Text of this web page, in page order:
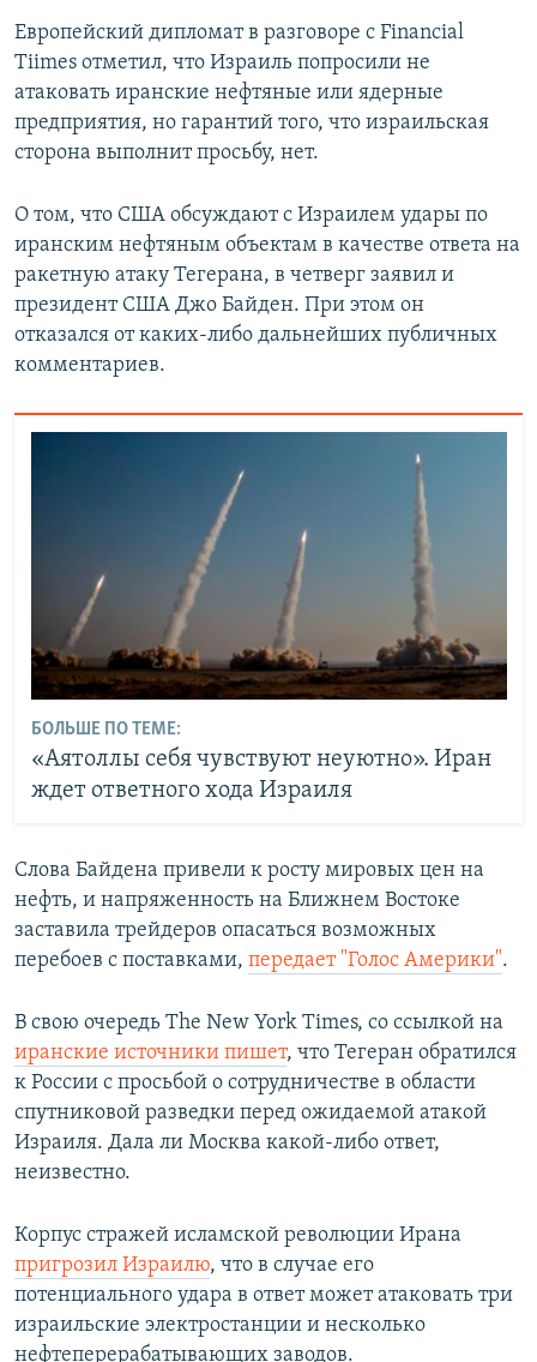
Европейский дипломат в разговоре с Financial
Tiimes отметил, что Израиль попросили не
атаковать иранские нефтяные или ядерные
предприятия, но гарантий того, что израильская
сторона выполнит просьбу, нет.
О том, что США обсуждают с Израилем удары по
иранским нефтяным объектам в качестве ответа на
ракетную атаку Тегерана, в четверг заявил и
президент США Джо Байден. При этом он
отказался от каких-либо дальнейших публичных
комментариев.
БОЛЬШЕ ПО ТЕМЕ:
«Аятоллы себя чувствуют неуютно». Иран
ждет ответного хода Израиля
Слова Байдена привели к росту мировых цен на
нефть, и напряженность на Ближнем Востоке
заставила трейдеров опасаться возможных
перебоев с поставками, передает "Голос Америки".
В свою очередь The New York Times, со ссылкой на
иранские источники пишет, что Тегеран обратился
к России с просьбой о сотрудничестве в области
спутниковой разведки перед ожидаемой атакой
Израиля. Дала ли Москва какой-либо ответ,
неизвестно.
Корпус стражей исламской революции Ирана
пригрозил Израилю, что в случае его
потенциального удара в ответ может атаковать три
израильские электростанции и несколько
нефтеперерабатывающих заводов.